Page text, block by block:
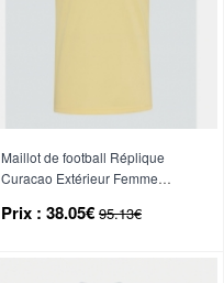
Maillot de football Réplique
Curacao Extérieur Femme
Prix : 38.05€ 95.13€